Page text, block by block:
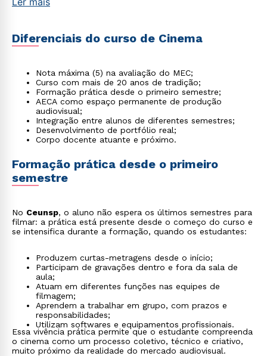
Diferenciais do curso de Cinema
Nota máxima (5) na avaliação do MEC;
Curso com mais de 20 anos de tradição;
Formação prática desde o primeiro semestre;
AECA como espaço permanente de produção
audiovisual;
Integração entre alunos de diferentes semestres;
Desenvolvimento de portfólio real;
Corpo docente atuante e próximo.
Formação prática desde o primeiro
semestre
No Ceunsp, o aluno não espera os últimos semestres para
filmar: a prática está presente desde o começo do curso e
se intensifica durante a formação, quando os estudantes:
Produzem curtas-metragens desde o início;
Participam de gravações dentro e fora da sala de
aula;
Atuam em diferentes funções nas equipes de
filmagem;
Aprendem a trabalhar em grupo, com prazos e
responsabilidades;
Utilizam softwares e equipamentos profissionais.
Essa vivência prática permite que o estudante compreenda
o cinema como um processo coletivo, técnico e criativo,
muito próximo da realidade do mercado audiovisual.